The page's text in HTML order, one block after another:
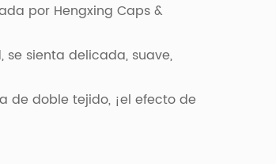
por Hengxing Caps &
se sienta delicada, suave,
de doble tejido, ¡el efecto de